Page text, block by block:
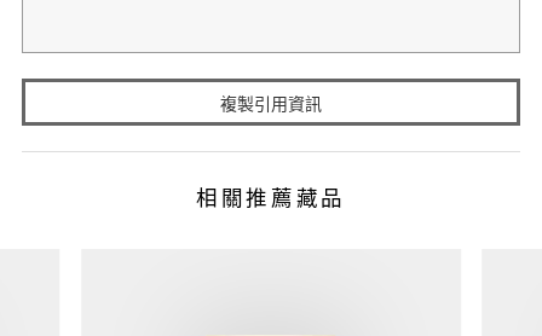
複製引用資訊
相關推薦藏品